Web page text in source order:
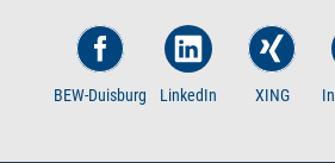
BEW-Duisburg LinkedIn XING